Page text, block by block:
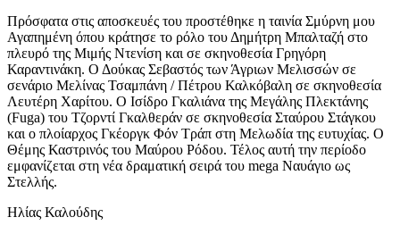
Πρόσφατα στις αποσκευές του προστέθηκε η ταινία Σμύρνη μου
Αγαπημένη όπου κράτησε το ρόλο του Δημήτρη Μπαλταζή στο
πλευρό της Μιμής Ντενίση και σε σκηνοθεσία Γρηγόρη
Καραντινάκη. Ο Δούκας Σεβαστός των Άγριων Μελισσών σε
σενάριο Μελίνας Τσαμπάνη / Πέτρου Καλκόβαλη σε σκηνοθεσία
Λευτέρη Χαρίτου. Ο Ισίδρο Γκαλιάνα της Μεγάλης Πλεκτάνης
(Fuga) του Τζορντί Γκαλθεράν σε σκηνοθεσία Σταύρου Στάγκου
και ο πλοίαρχος Γκέοργκ Φόν Τράπ στη Μελωδία της ευτυχίας. O
Θέμης Καστρινός του Μαύρου Ρόδου. Τέλος αυτή την περίοδο
εμφανίζεται στη νέα δραματική σειρά του mega Ναυάγιο ως
Στελλής.
Ηλίας Καλούδης